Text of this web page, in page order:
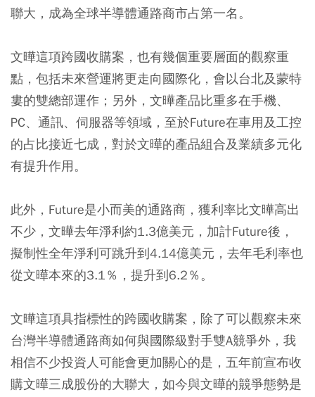
聯大，成為全球半導體通路商市占第一名。
文曄這項跨國收購案，也有幾個重要層面的觀察重
點，包括未來營運將更走向國際化，會以台北及蒙特
婁的雙總部運作；另外，文曄產品比重多在手機、
PC、通訊、伺服器等領域，至於Future在車用及工控
的占比接近七成，對於文曄的產品組合及業績多元化
有提升作用。
此外，Future是小而美的通路商，獲利率比文曄高出
不少，文曄去年淨利約1.3億美元，加計Future後，
擬制性全年淨利可跳升到4.14億美元，去年毛利率也
從文曄本來的3.1％，提升到6.2％。
文曄這項具指標性的跨國收購案，除了可以觀察未來
台灣半導體通路商如何與國際級對手雙A競爭外，我
相信不少投資人可能會更加關心的是，五年前宣布收
購文曄三成股份的大聯大，如今與文曄的競爭態勢是